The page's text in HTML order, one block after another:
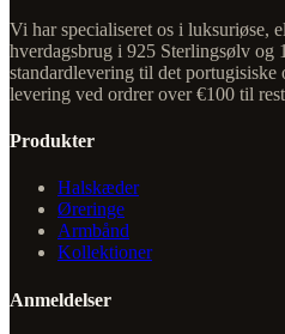
Vi har specialiseret os i luksuriøse,
hverdagsbrug i 925 Sterlingsølv
standardlevering til det portugisiske
levering ved ordrer over €100 til
Produkter
Halskæder
Øreringe
Armbånd
Kollektioner
Anmeldelser